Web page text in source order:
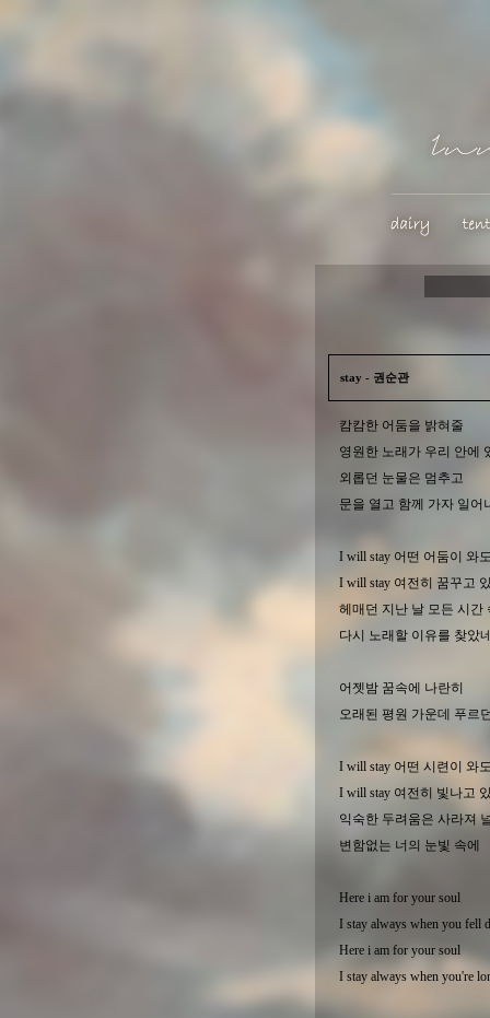
stay - 권순관
캄캄한 어둠을 밝혀줄
영원한 노래가 우리 안에
외롭던 눈물은 멈추고
문을 열고 함께 가자 일어
I will stay 어떤 어둠이 와
I will stay 여전히 꿈꾸고
헤매던 지난 날 모든 시간
다시 노래할 이유를 찾았
어젯밤 꿈속에 나란히
오래된 평원 가운데 푸르
I will stay 어떤 시련이 와
I will stay 여전히 빛나고
익숙한 두려움은 사라져
변함없는 너의 눈빛 속에
Here i am for your soul
I stay always when you fell
Here i am for your soul
I stay always when you're